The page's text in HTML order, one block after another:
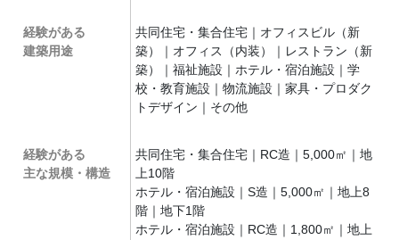
経験がある
建築用途
共同住宅・集合住宅｜オフィスビル（新
築）｜オフィス（内装）｜レストラン（新
築）｜福祉施設｜ホテル・宿泊施設｜学
校・教育施設｜物流施設｜家具・プロダク
トデザイン｜その他
経験がある
主な規模・構造
共同住宅・集合住宅｜RC造｜5,000㎡｜地
上10階
ホテル・宿泊施設｜S造｜5,000㎡｜地上8
階｜地下1階
ホテル・宿泊施設｜RC造｜1,800㎡｜地上